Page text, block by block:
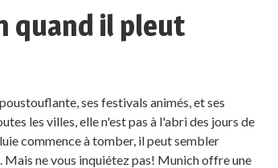
quand il pleut
ses festivals animés, et ses
les villes, elle n'est pas à l'abri des jours de
commence à tomber, il peut sembler
ne vous inquiétez pas! Munich offre une